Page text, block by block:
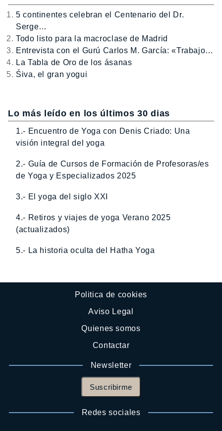
5 continentes celebran el Centenario del Dr.
Serge…
Todo listo para la macroclase de Madrid
Entrevista con el Gurú Carlos M. García: «Trabajo…
La Tabla de Oro de los ásanas
Śiva, el gran yogui
Lo más leído en los últimos 30 dias
1.- Encuentro de Yoga con Denis Criado: Una
visión integral del yoga
2.- Guía de Cursos de Formación de Profesoras/es
de Yoga y Especializados 2025
3.- El yoga del siglo XXI
4.- Retiros y viajes de yoga Verano 2025
(actualizados)
5.- La historia oculta del Hatha Yoga
Politica de cookies
Aviso Legal
Quienes somos
Contactar
Newsletter
Suscribirme
Redes sociales